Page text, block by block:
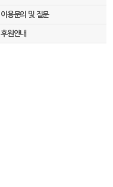
이용문의 및 질문
후원안내